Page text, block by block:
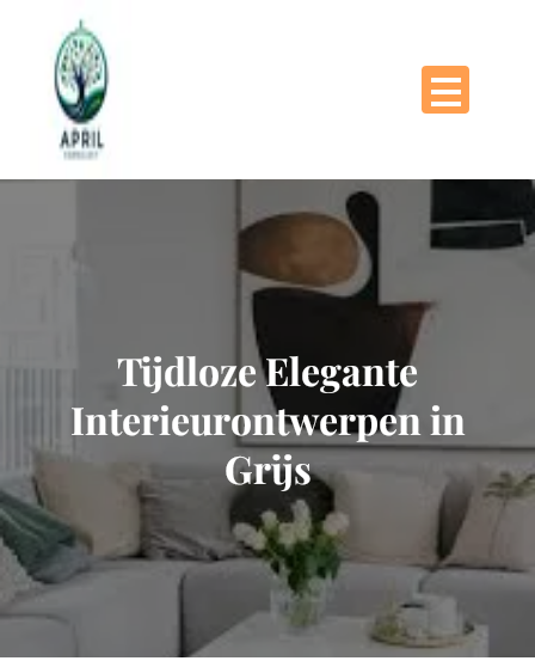
Tijdloze Elegante
Interieurontwerpen in
Grijs